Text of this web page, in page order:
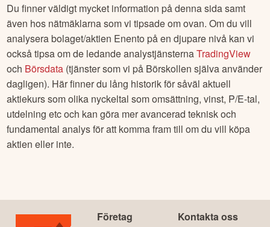
Du finner väldigt mycket information på denna sida samt
även hos nätmäklarna som vi tipsade om ovan. Om du vill
analysera bolaget/aktien Enento på en djupare nivå kan vi
också tipsa om de ledande analystjänsternaTradingView
och Börsdata (tjänster som vi på Börskollen själva använder
dagligen). Här finner du lång historik för såväl aktuell
aktiekurs som olika nyckeltal som omsättning, vinst, P/E-tal,
utdelning etc och kan göra mer avancerad teknisk och
fundamental analys för att komma fram till om du vill köpa
aktien eller inte.
Företag Kontakta oss